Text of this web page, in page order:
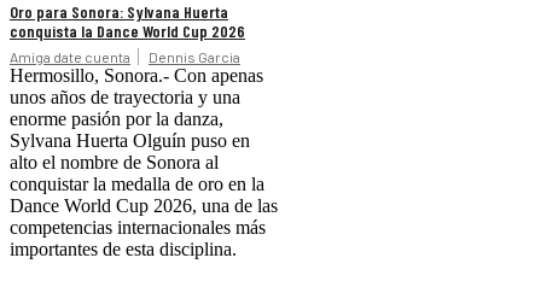
Oro para Sonora: Sylvana Huerta
conquista la Dance World Cup 2026
Amiga date cuenta Dennis Garcia
Hermosillo, Sonora.- Con apenas
unos años de trayectoria y una
enorme pasión por la danza,
Sylvana Huerta Olguín puso en
alto el nombre de Sonora al
conquistar la medalla de oro en la
Dance World Cup 2026, una de las
competencias internacionales más
importantes de esta disciplina.